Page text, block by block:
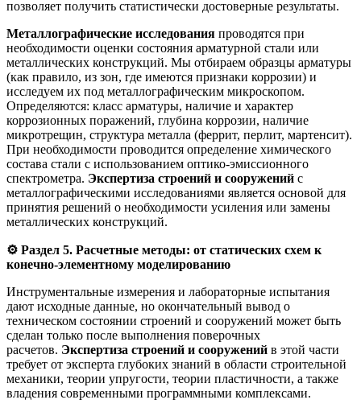
позволяет получить статистически достоверные результаты.
Металлографические исследования проводятся при
необходимости оценки состояния арматурной стали или
металлических конструкций. Мы отбираем образцы арматуры
(как правило, из зон, где имеются признаки коррозии) и
исследуем их под металлографическим микроскопом.
Определяются: класс арматуры, наличие и характер
коррозионных поражений, глубина коррозии, наличие
микротрещин, структура металла (феррит, перлит, мартенсит).
При необходимости проводится определение химического
состава стали с использованием оптико-эмиссионного
спектрометра. Экспертиза строений и сооружений с
металлографическими исследованиями является основой для
принятия решений о необходимости усиления или замены
металлических конструкций.
⚙️ Раздел 5. Расчетные методы: от статических схем к
конечно-элементному моделированию
Инструментальные измерения и лабораторные испытания
дают исходные данные, но окончательный вывод о
техническом состоянии строений и сооружений может быть
сделан только после выполнения поверочных
расчетов. Экспертиза строений и сооружений в этой части
требует от эксперта глубоких знаний в области строительной
механики, теории упругости, теории пластичности, а также
владения современными программными комплексами.